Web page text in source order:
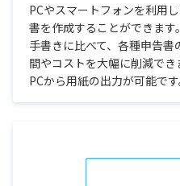
PCやスマートフォンを利用
書を作成することができます。
手書きに比べて、各種申告
間やコストを大幅に削減でき
PCから用紙の出力が可能です